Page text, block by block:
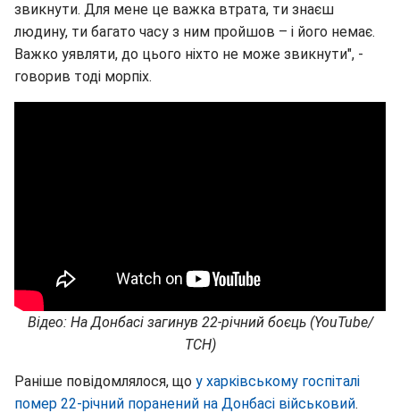
звикнути. Для мене це важка втрата, ти знаєш
людину, ти багато часу з ним пройшов – і його немає.
Важко уявляти, до цього ніхто не може звикнути", -
говорив тоді морпіх.
Відео: На Донбасі загинув 22-річний боєць (YouTube/
ТСН)
Раніше повідомлялося, що у харківському госпіталі
помер 22-річний поранений на Донбасі військовий.